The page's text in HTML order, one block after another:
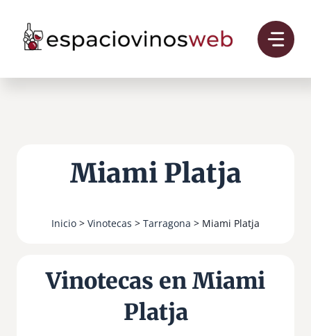
contenido
Miami Platja
Inicio > Vinotecas > Tarragona > Miami Platja
Vinotecas en Miami
Platja